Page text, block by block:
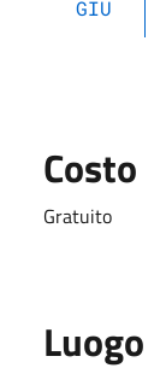
GIU
Costo
Gratuito
Luogo